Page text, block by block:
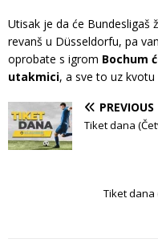
Utisak je da će Bundesligaš
revanš u Düsseldorfu, pa
oprobate s igrom Bochum
utakmici, a sve to uz kvotu
PREVIOUS
Tiket dana
Tiket dana